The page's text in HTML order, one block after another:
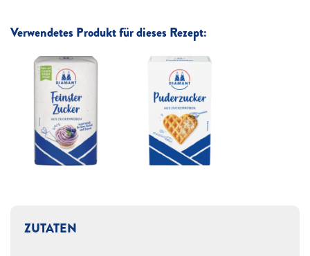
Verwendetes Produkt für dieses Rezept:
ZUTATEN